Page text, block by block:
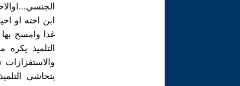
ابن اخته او
غدا وامسح
التلميذ
يتحاشى